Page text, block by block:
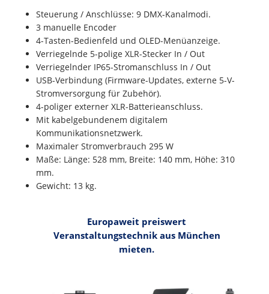
Steuerung / Anschlüsse: 9 DMX-Kanalmodi.
3 manuelle Encoder
4-Tasten-Bedienfeld und OLED-Menüanzeige.
Verriegelnde 5-polige XLR-Stecker In / Out
Verriegelnder IP65-Stromanschluss In / Out
USB-Verbindung (Firmware-Updates, externe 5-V-
Stromversorgung für Zubehör).
4-poliger externer XLR-Batterieanschluss.
Mit kabelgebundenem digitalem
Kommunikationsnetzwerk.
Maximaler Stromverbrauch 295 W
Maße: Länge: 528 mm, Breite: 140 mm, Höhe: 310
mm.
Gewicht: 13 kg.
Europaweit preiswert
Veranstaltungstechnik aus München
mieten.